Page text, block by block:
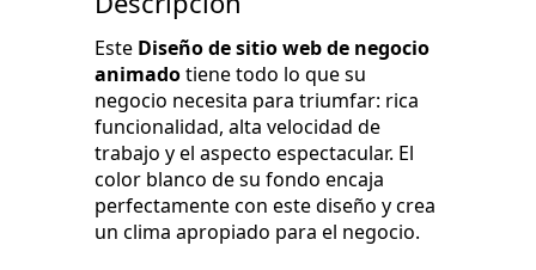
Este Diseño de sitio web de negocio
animadotiene todo lo que su
negocio necesita para triumfar: rica
funcionalidad, alta velocidad de
trabajo y el aspecto espectacular. El
color blanco de su fondo encaja
perfectamente con este diseño y crea
un clima apropiado para el negocio.